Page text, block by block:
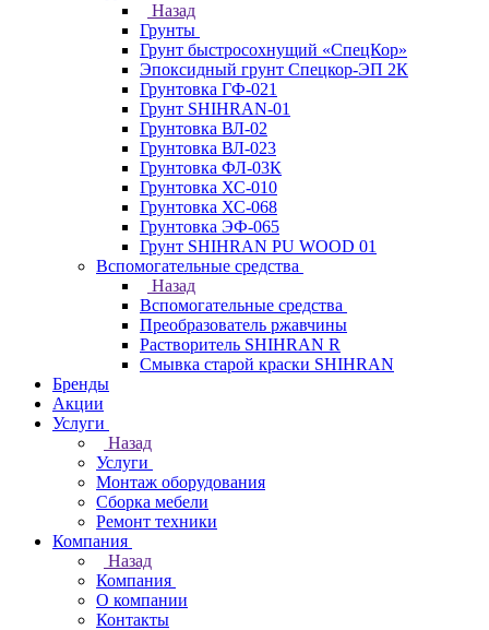
Назад
Грунты
Грунт быстросохнущий «СпецКор»
Эпоксидный грунт Спецкор-ЭП 2К
Грунтовка ГФ-021
Грунт SHIHRAN-01
Грунтовка ВЛ-02
Грунтовка ВЛ-023
Грунтовка ФЛ-03К
Грунтовка ХС-010
Грунтовка ХС-068
Грунтовка ЭФ-065
Грунт SHIHRAN PU WOOD 01
Вспомогательные средства
Назад
Вспомогательные средства
Преобразователь ржавчины
Растворитель SHIHRAN R
Смывка старой краски SHIHRAN
Бренды
Акции
Услуги
Назад
Услуги
Монтаж оборудования
Сборка мебели
Ремонт техники
Компания
Назад
Компания
О компании
Контакты